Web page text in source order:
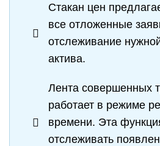
Стакан цен
все отложенные
отслеживание
актива.
Лента совершенных
работает в режиме
времени. Эта
отслеживать